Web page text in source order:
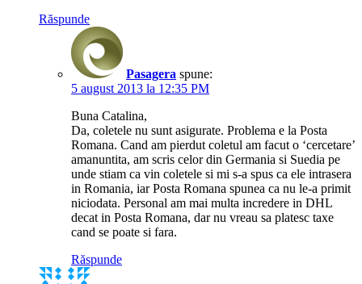
Răspunde
Pasagera spune:
5 august 2013 la 12:35 PM
Buna Catalina,
Da, coletele nu sunt asigurate. Problema e la Posta
Romana. Cand am pierdut coletul am facut o ‘cercetare’
amanuntita, am scris celor din Germania si Suedia pe
unde stiam ca vin coletele si mi s-a spus ca ele intrasera
in Romania, iar Posta Romana spunea ca nu le-a primit
niciodata. Personal am mai multa incredere in DHL
decat in Posta Romana, dar nu vreau sa platesc taxe
cand se poate si fara.
Răspunde